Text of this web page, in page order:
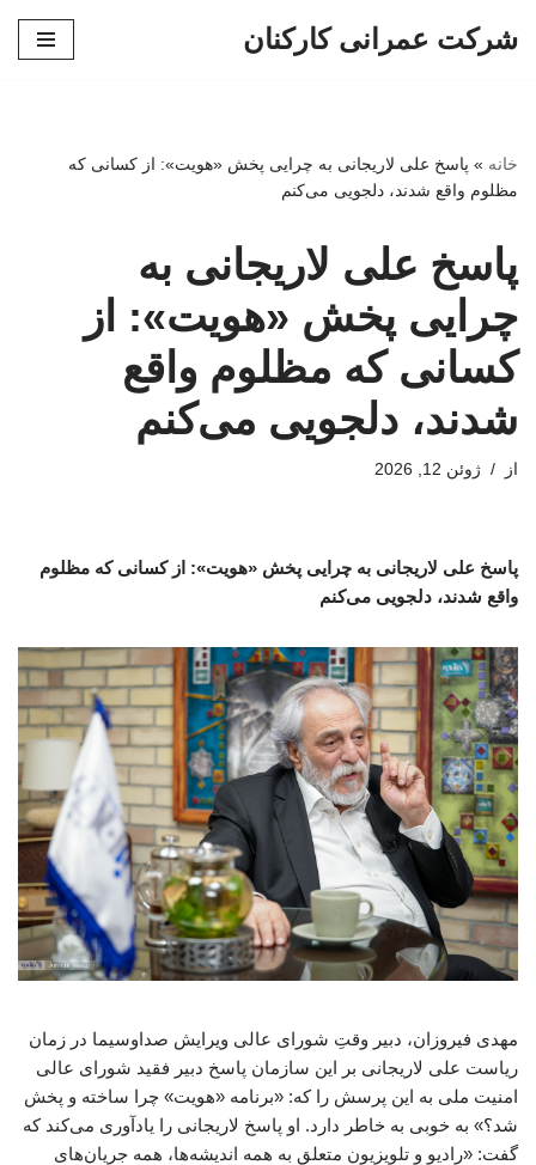
شرکت عمرانی کارکنان
خانه » پاسخ علی لاریجانی به چرایی پخش «هویت»: از کسانی که
مظلوم واقع شدند، دلجویی می‌کنم
پاسخ علی لاریجانی به
چرایی پخش «هویت»: از
کسانی که مظلوم واقع
شدند، دلجویی می‌کنم
از ژوئن 12, 2026
پاسخ علی لاریجانی به چرایی پخش «هویت»: از کسانی که مظلوم
واقع شدند، دلجویی می‌کنم
مهدی فیروزان، دبیر وقتِ شورای عالی ویرایش صداوسیما در زمان
ریاست علی لاریجانی بر این سازمان پاسخ دبیر فقید شورای عالی
امنیت ملی به این پرسش را که: «برنامه «هویت» چرا ساخته و پخش
شد؟» به خوبی به خاطر دارد. او پاسخ لاریجانی را یادآوری می‌کند که
گفت: «رادیو و تلویزیون متعلق به همه اندیشه‌ها، همه جریان‌های